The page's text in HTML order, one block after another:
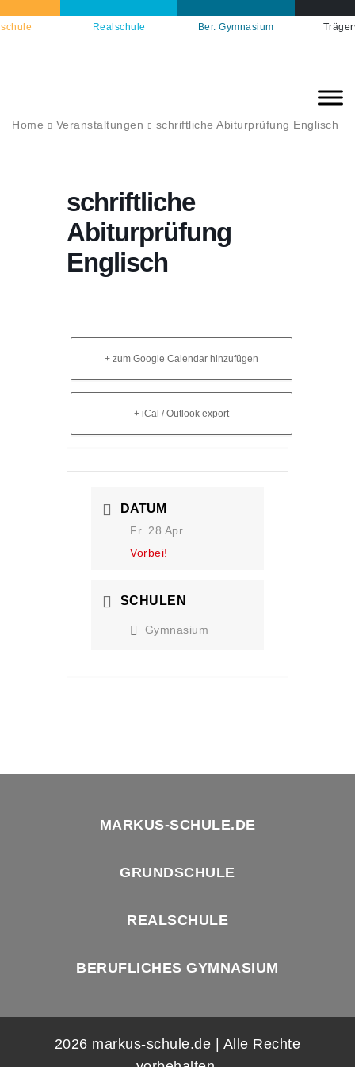
Realschule Ber. Gymnasium
Home Veranstaltungen schriftliche Abiturprüfung Englisch
schriftliche
Abiturprüfung
Englisch
+ zum Google Calendar hinzufügen
+ iCal / Outlook export
DATUM
Fr. 28 Apr.
Vorbei!
SCHULEN
Gymnasium
MARKUS-SCHULE.DE
GRUNDSCHULE
REALSCHULE
BERUFLICHES GYMNASIUM
2026 markus-schule.de | Alle Rechte